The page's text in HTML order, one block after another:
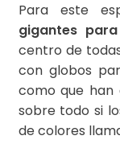
Para este
gigantes
centro de
con globos
como que han
sobre todo si
de colores